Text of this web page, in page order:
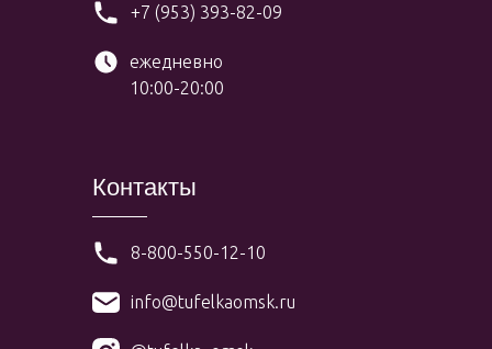
+7 (953) 393-82-09
ежедневно
10:00-20:00
Контакты
8-800-550-12-10
info@tufelkaomsk.ru